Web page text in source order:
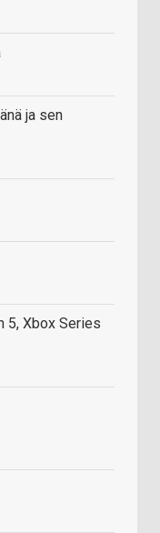
ja sen
5, Xbox Series